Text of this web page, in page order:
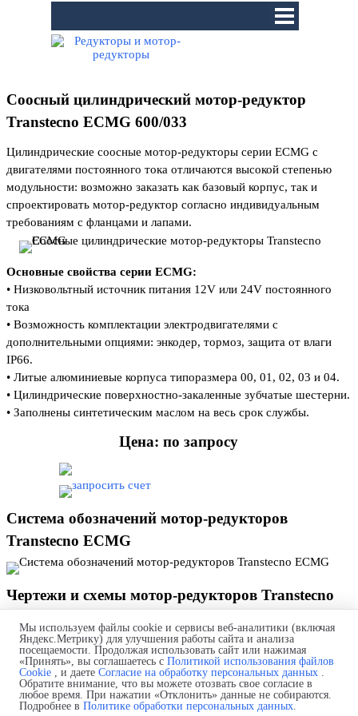
Перейти к контенту
Соосный цилиндрический мотор-редуктор
Transtecno ECMG 600/033
Цилиндрические соосные мотор-редукторы серии ЕCMG c
двигателями постоянного тока отличаются высокой степенью
модульности: возможно заказать как базовый корпус, так и
спроектировать мотор-редуктор согласно индивидуальным
требованиям с фланцами и лапами.
Основные свойства серии ЕСМG:
• Низковольтный источник питания 12V или 24V постоянного
тока
• Возможность комплектации электродвигателями с
дополнительными опциями: энкодер, тормоз, защита от влаги
IP66.
• Литые алюминиевые корпуса типоразмера 00, 01, 02, 03 и 04.
• Цилиндрические поверхностно-закаленные зубчатые шестерни.
• Заполнены синтетическим маслом на весь срок службы.
Цена: по запросу
Система обозначений мотор-редукторов
Transtecno ECMG
Чертежи и схемы мотор-редукторов Transtecno
Дополнительные элементы мотор-редукторов
Transtecno ECMG
Мы используем файлы cookie и сервисы веб-аналитики (включая
Яндекс.Метрику) для улучшения работы сайта и анализа
посещаемости. Продолжая использовать сайт или нажимая
«Принять», вы соглашаетесь с Политикой использования файлов
Cookie , и даете Согласие на обработку персональных данных .
Обратите внимание, что вы можете отозвать свое согласие в
любое время. При нажатии «Отклонить» данные не собираются.
Подробнее в Политике обработки персональных данных.